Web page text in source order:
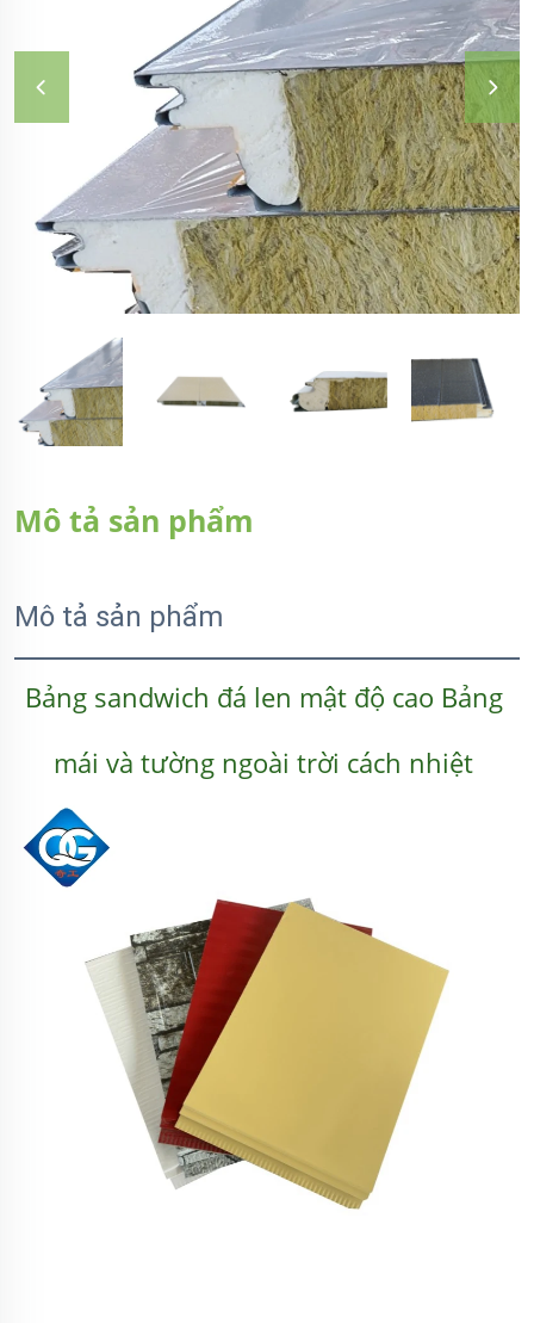
Mô tả sản phẩm
Mô tả sản phẩm
Bảng sandwich đá len mật độ cao Bảng
mái và tường ngoài trời cách nhiệt